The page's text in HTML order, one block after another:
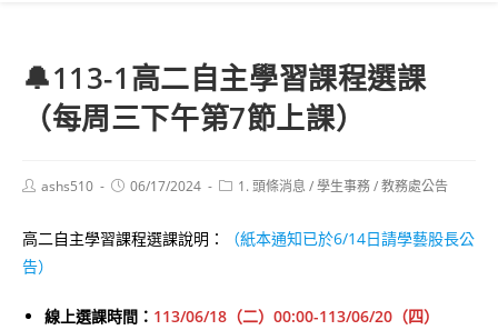
🔔113-1高二自主學習課程選課
（每周三下午第7節上課）
Postashs510
Post06/17/2024
Post1. 頭條消息 /學生事務/教務處公告
高二自主學習課程選課說明：
（紙本通知已於6/14日請學藝股長公
告）
線上選課時間： 113/06/18（二）00:00-113/06/20（四）